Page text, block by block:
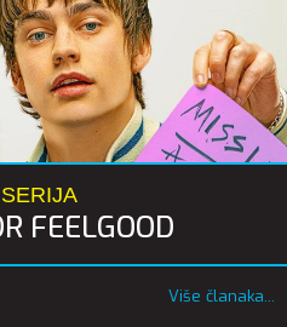
FEELGOOD
Više članaka...